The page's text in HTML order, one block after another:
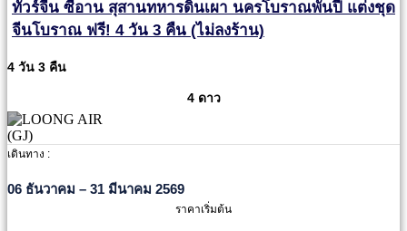
ทัวร์จีน ซีอาน สุสานทหารดินเผา นครโบราณพันปี แต่งชุด
จีนโบราณ ฟรี! 4 วัน 3 คืน (ไม่ลงร้าน)
4 วัน 3 คืน
4 ดาว
เดินทาง :
06 ธันวาคม – 31 มีนาคม 2569
ราคาเริ่มต้น